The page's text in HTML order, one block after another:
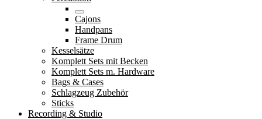
Cajons
Handpans
Frame Drum
Kesselsätze
Komplett Sets mit Becken
Komplett Sets m. Hardware
Bags & Cases
Schlagzeug Zubehör
Sticks
Recording & Studio